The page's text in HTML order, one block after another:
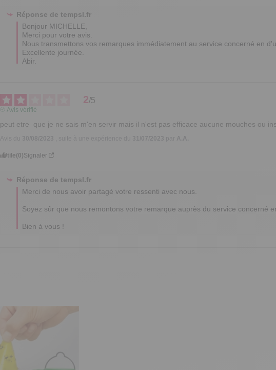
Réponse detempsl.fr
Bonjour MICHELLE,
Merci pour votre avis.
Nous transmettons vos remarques immédiatement au service concerné en
Excellente journée.
Abir.
2/5
Avis vérifié
peut etre  que je ne sais m'en servir mais il n'est pas efficace aucune mouches ou
Utile(0)Signaler
Réponse detempsl.fr
Merci de nous avoir partagé votre ressenti avec nous.
Soyez sûr que nous remontons votre remarque auprès du service concerné
Bien à vous !